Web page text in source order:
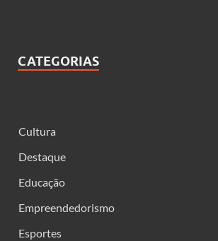
CATEGORIAS
Cultura
Destaque
Educação
Empreendedorismo
Esportes